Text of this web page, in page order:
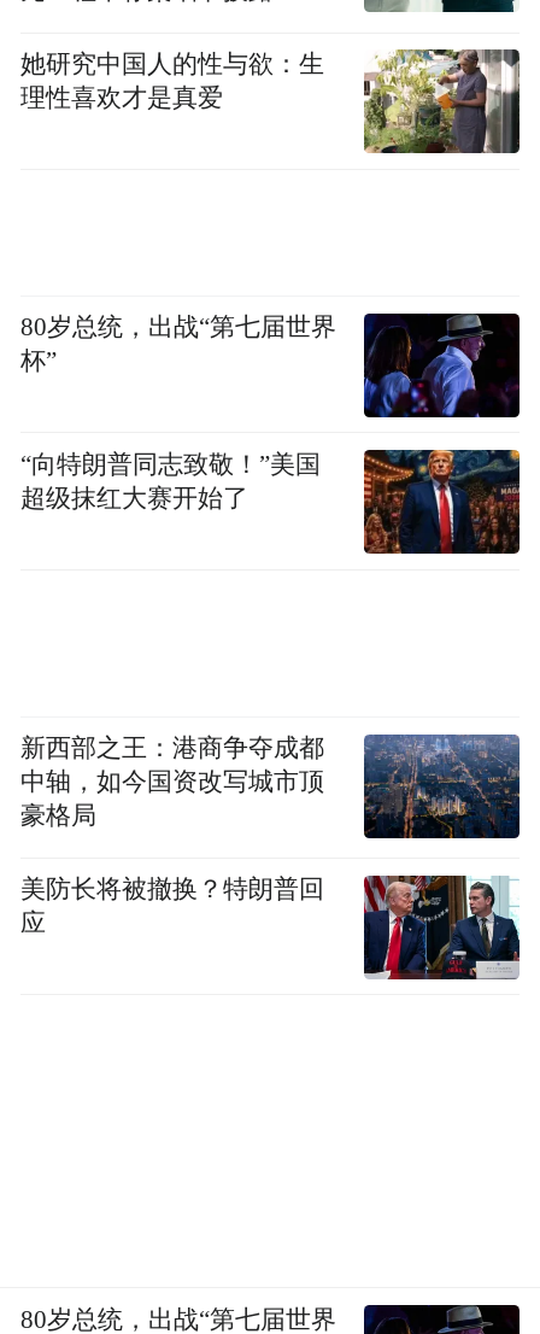
Aberdeen基金经理Viktor Szabo指出，增长乏
力与"表现良好"的核心通胀率推升了墨西哥
债券表现，美元走弱也提供了"非常强劲的顺
她研究中国人的性与欲：生
理性喜欢才是真爱
80岁总统，出战“第七届世界
杯”
“向特朗普同志致敬！”美国
超级抹红大赛开始了
新西部之王：港商争夺成都
中轴，如今国资改写城市顶
豪格局
美防长将被撤换？特朗普回
应
80岁总统，出战“第七届世界